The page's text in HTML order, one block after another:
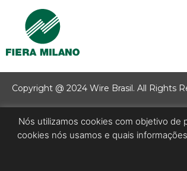
Copyright @ 2024 Wire Brasil. All Rights
Nós utilizamos cookies com objetivo de
cookies nós usamos e quais